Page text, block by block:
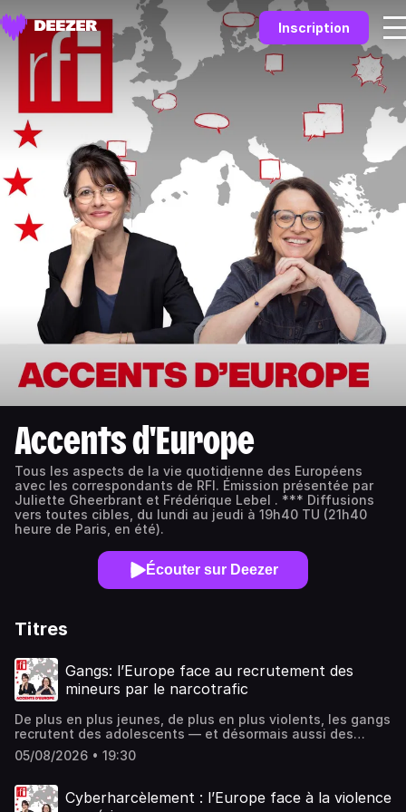
Inscription
Accents d'Europe
Tous les aspects de la vie quotidienne des Européens
avec les correspondants de RFI. Émission présentée par
Juliette Gheerbrant et Frédérique Lebel . *** Diffusions
vers toutes cibles, du lundi au jeudi à 19h40 TU (21h40
heure de Paris, en été).
Écouter sur Deezer
Titres
Gangs: l’Europe face au recrutement des
mineurs par le narcotrafic
De plus en plus jeunes, de plus en plus violents, les gangs
recrutent des adolescents — et désormais aussi des
filles. En Suède, les associations alertent sur l’emprise
exercée sur les enfants. Au sommaire également l’Irlande
cherche à transformer ses visiteurs en alliés de sa
préservation. Face aux recrues toujours plus jeunes du
05/08/2026 • 19:30
Cyberharcèlement : l’Europe face à la violence